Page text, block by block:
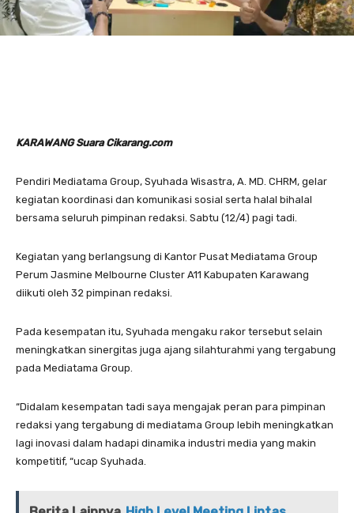
KARAWANG Suara Cikarang.com
Pendiri Mediatama Group, Syuhada Wisastra, A. MD. CHRM, gelar
kegiatan koordinasi dan komunikasi sosial serta halal bihalal
bersama seluruh pimpinan redaksi. Sabtu (12/4) pagi tadi.
Kegiatan yang berlangsung di Kantor Pusat Mediatama Group
Perum Jasmine Melbourne Cluster A11 Kabupaten Karawang
diikuti oleh 32 pimpinan redaksi.
Pada kesempatan itu, Syuhada mengaku rakor tersebut selain
meningkatkan sinergitas juga ajang silahturahmi yang tergabung
pada Mediatama Group.
“Didalam kesempatan tadi saya mengajak peran para pimpinan
redaksi yang tergabung di mediatama Group lebih meningkatkan
lagi inovasi dalam hadapi dinamika industri media yang makin
kompetitif, “ucap Syuhada.